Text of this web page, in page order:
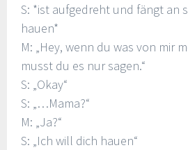
S: *ist aufgedreht und fängt an
hauen*
M: „Hey, wenn du was von mir
musst du es nur sagen.“
S: „Okay“
S: „…Mama?“
M: „Ja?“
S: „Ich will dich hauen“